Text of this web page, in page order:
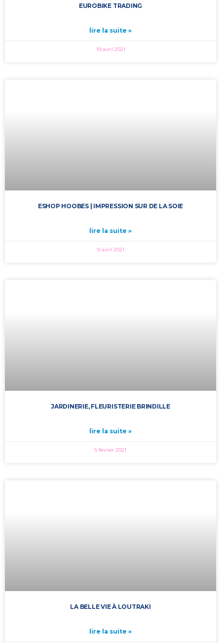
EUROBIKE TRADING
lire la suite »
19 avril 2021
ESHOP HOOBES | IMPRESSION SUR DE LA SOIE
lire la suite »
9 avril 2021
JARDINERIE, FLEURISTERIE BRINDILLE
lire la suite »
5 février 2021
LA BELLE VIE À LOUTRAKI
lire la suite »